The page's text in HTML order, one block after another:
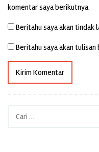
komentar saya berikutnya.
Beritahu saya akan tindak
Beritahu saya akan tulisan